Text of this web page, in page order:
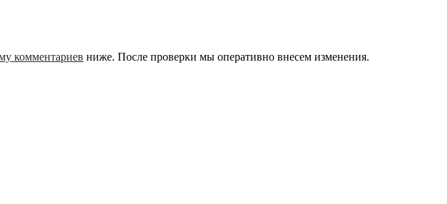
комментариев ниже. После проверки мы оперативно внесем изменения.